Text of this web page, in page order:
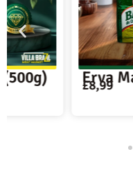
Erva Mate Barão
£8,99